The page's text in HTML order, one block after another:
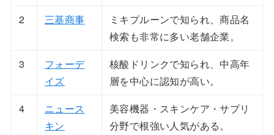
2
三基商事
ミキプルーンで知られ、商品名
検索も非常に多い老舗企業。
3
フォーデ
イズ
核酸ドリンクで知られ、中高年
層を中心に認知が高い。
4
ニュース
キン
美容機器・スキンケア・サプリ
分野で根強い人気がある。